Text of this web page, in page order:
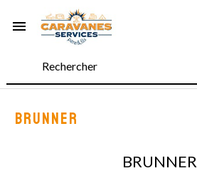

BRUNNER
BRUNNER